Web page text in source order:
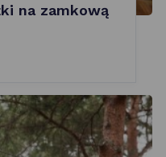
na zamkową